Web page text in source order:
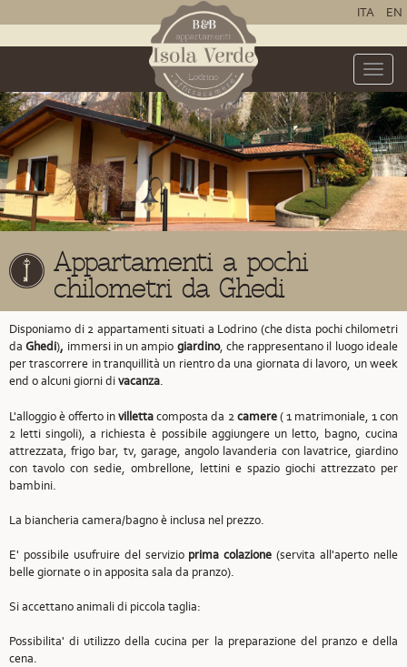
ITA EN
Toggle
Appartamenti a pochi
chilometri da Ghedi
Disponiamo di 2 appartamenti situati a Lodrino (che dista pochi chilometri
da Ghedi), immersi in un ampio giardino, che rappresentano il luogo ideale
per trascorrere in tranquillità un rientro da una giornata di lavoro, un week
end o alcuni giorni divacanza.
L'alloggio è offerto invillettacomposta da 2camere( 1 matrimoniale, 1 con
2 letti singoli), a richiesta è possibile aggiungere un letto, bagno, cucina
attrezzata, frigo bar, tv, garage, angolo lavanderia con lavatrice, giardino
con tavolo con sedie, ombrellone, lettini e spazio giochi attrezzato per
bambini.
La biancheria camera/bagno è inclusa nel prezzo.
E' possibile usufruire del servizio prima colazione (servita all'aperto nelle
belle giornate o in apposita sala da pranzo).
Si accettano animali di piccola taglia:
Possibilita' di utilizzo della cucina per la preparazione del pranzo e della
cena.